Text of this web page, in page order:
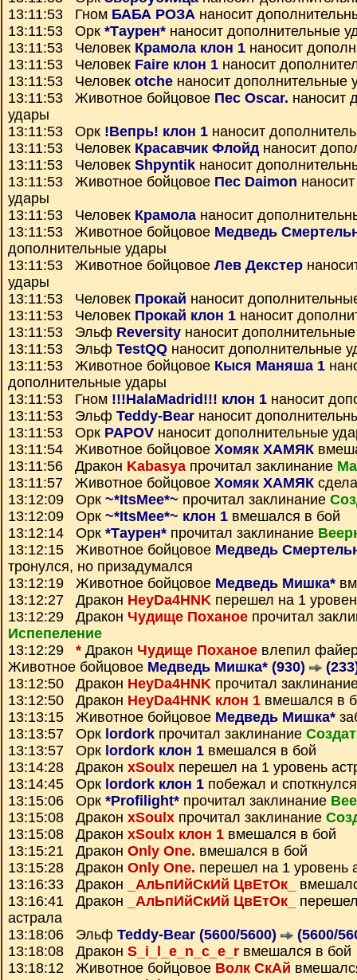
13:11:53 Гном БАБА РОЗА наносит
13:11:53 Орк *Таурен* наносит дополнительные
13:11:53 Человек Крамола клон 1 наносит
13:11:53 Человек Faire клон 1 наносит
13:11:53 Человек otche наносит дополнительные
13:11:53 Животное бойцовое Пес Oscar. наносит
удары
13:11:53 Орк !Вепрь! клон 1 наносит
13:11:53 Человек Красавчик Флойднаносит
13:11:53 Человек Shpyntik наносит
13:11:53 Животное бойцовое Пес Daimon
удары
13:11:53 Человек Крамолананосит
13:11:53 Животное бойцовое Медведь
дополнительные удары
13:11:53 Животное бойцовое Лев Декстер
удары
13:11:53 Человек Прокай наносит
13:11:53 Человек Прокай клон 1 наносит
13:11:53 Эльф Reversity наносит
13:11:53 Эльф TestQQ наносит дополнительные
13:11:53 Животное бойцовое Кыся Маняша 1
дополнительные удары
13:11:53 Гном !!!HalaMadrid!!! клон 1 наносит
13:11:53 Эльф Teddy-Bear наносит
13:11:53 Орк PAPOV наносит дополнительные
13:11:54 Животное бойцовое Хомяк ХАМЯК
13:11:56 Дракон Kabasyaпрочитал заклинание
13:11:57 Животное бойцовое Хомяк ХАМЯК
13:12:09 Орк ~*ItsMee*~ прочитал заклинание
13:12:09 Орк ~*ItsMee*~ клон 1 вмешался в бой
13:12:14 Орк *Таурен* прочитал заклинание
13:12:15 Животное бойцовое Медведь
тронулся, но призадумался
13:12:19 Животное бойцовое Медведь Мишка*
13:12:27 Дракон HeyDa4HNK перешел на 1
13:12:29 Дракон Чудище Поханое прочитал
Испепеление
13:12:29 * Дракон Чудище Поханое влепил
Животное бойцовое Медведь Мишка* (930)
13:12:50 Дракон HeyDa4HNK прочитал
13:12:50 Дракон HeyDa4HNK клон 1 вмешался в
13:13:15 Животное бойцовое Медведь Мишка*
13:13:57 Орк lordork прочитал заклинание
13:13:57 Орк lordork клон 1 вмешался в бой
13:14:28 Дракон xSoulx перешел на 1 уровень
13:14:45 Орк lordork клон 1 побежал и споткнулся
13:15:06 Орк *Profilight* прочитал заклинание
13:15:08 Дракон xSoulx прочитал заклинание
13:15:08 Дракон xSoulx клон 1 вмешался в бой
13:15:21 Дракон Only One. вмешался в бой
13:15:28 Дракон Only One. перешел на 1 уровень
13:16:33 Дракон
_АлЬпИйСкИй ЦвЕтОк_
13:16:41 Дракон
_АлЬпИйСкИй ЦвЕтОк_
астрала
13:18:06 Эльф Teddy-Bear (5600/5600)
(5600/
13:18:08 Дракон S_i_l_e_n_c_e_r вмешался в бой
13:18:12 Животное бойцовое Волк СкАй